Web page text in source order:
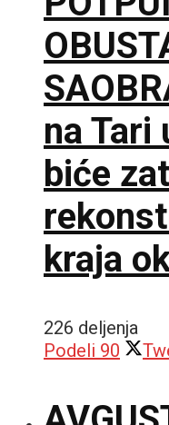
na Tari
biće
kraja
226 deljenja
Podeli 90